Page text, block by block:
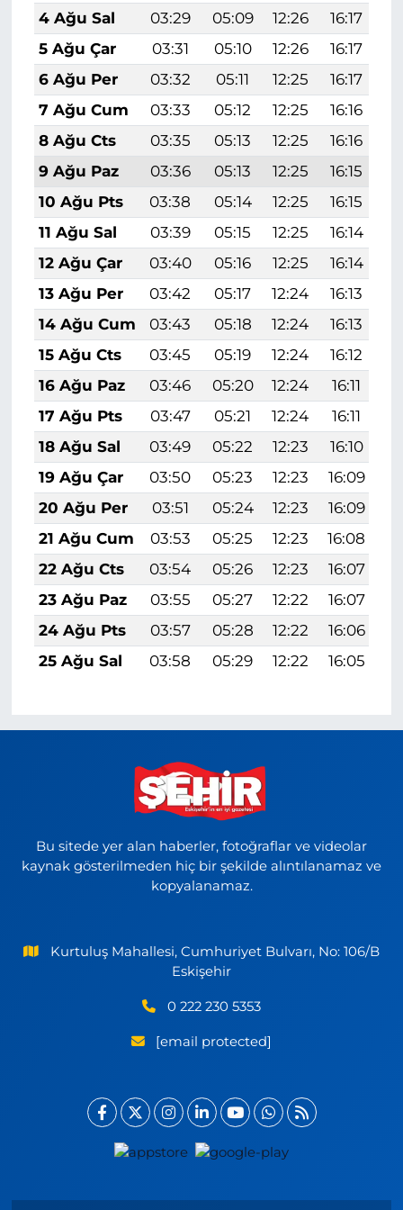
4 Ağu Sal
03:29 05:09 12:26 16:17
5 Ağu Çar
03:31 05:10 12:26 16:17
6 Ağu Per
03:32 05:11 12:25 16:17
7 Ağu Cum
03:33 05:12 12:25 16:16
8 Ağu Cts
03:35 05:13 12:25 16:16
9 Ağu Paz
03:36 05:13 12:25 16:15
10 Ağu Pts
03:38 05:14 12:25 16:15
11 Ağu Sal
03:39 05:15 12:25 16:14
12 Ağu Çar
03:40 05:16 12:25 16:14
13 Ağu Per
03:42 05:17 12:24 16:13
14 Ağu Cum
03:43 05:18 12:24 16:13
15 Ağu Cts
03:45 05:19 12:24 16:12
16 Ağu Paz
03:46 05:20 12:24 16:11
17 Ağu Pts
03:47 05:21 12:24 16:11
18 Ağu Sal
03:49 05:22 12:23 16:10
19 Ağu Çar
03:50 05:23 12:23 16:09
20 Ağu Per
03:51 05:24 12:23 16:09
21 Ağu Cum
03:53 05:25 12:23 16:08
22 Ağu Cts
03:54 05:26 12:23 16:07
23 Ağu Paz
03:55 05:27 12:22 16:07
24 Ağu Pts
03:57 05:28 12:22 16:06
25 Ağu Sal
03:58 05:29 12:22 16:05
Bu sitede yer alan haberler, fotoğraflar ve videolar
kaynak gösterilmeden hiç bir şekilde alıntılanamaz ve
kopyalanamaz.
Kurtuluş Mahallesi, Cumhuriyet Bulvarı, No: 106/B
Eskişehir
0 222 230 5353
[email protected]